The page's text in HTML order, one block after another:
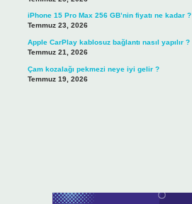
iPhone 15 Pro Max 256 GB’nin fiyatı ne kadar ?
Temmuz 23, 2026
Apple CarPlay kablosuz bağlantı nasıl yapılır ?
Temmuz 21, 2026
Çam kozalağı pekmezi neye iyi gelir ?
Temmuz 19, 2026